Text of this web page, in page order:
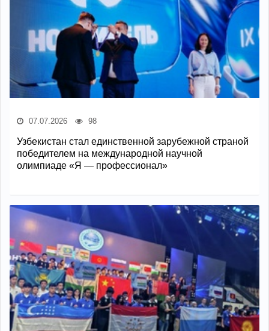
07.07.2026 98
Узбекистан стал единственной зарубежной страной
победителем на международной научной
олимпиаде «Я — профессионал»